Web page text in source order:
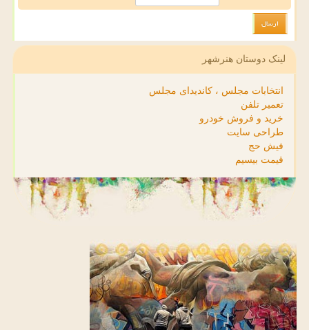
لینک دوستان هنرشهر
انتخابات مجلس ، کاندیدای مجلس
تعمیر تلفن
خرید و فروش خودرو
طراحی سایت
فیش حج
قیمت بیسیم